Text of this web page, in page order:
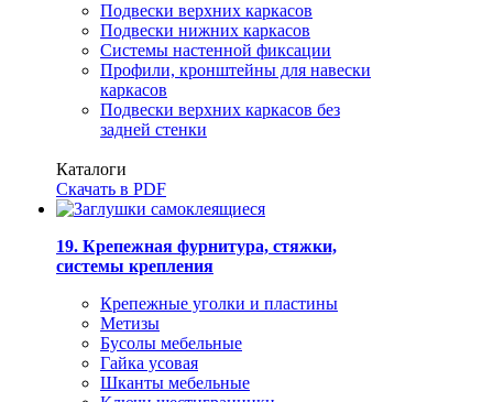
Подвески верхних каркасов
Подвески нижних каркасов
Системы настенной фиксации
Профили, кронштейны для навески
каркасов
Подвески верхних каркасов без
задней стенки
Каталоги
Скачать в PDF
19. Крепежная фурнитура, стяжки,
системы крепления
Крепежные уголки и пластины
Метизы
Бусолы мебельные
Гайка усовая
Шканты мебельные